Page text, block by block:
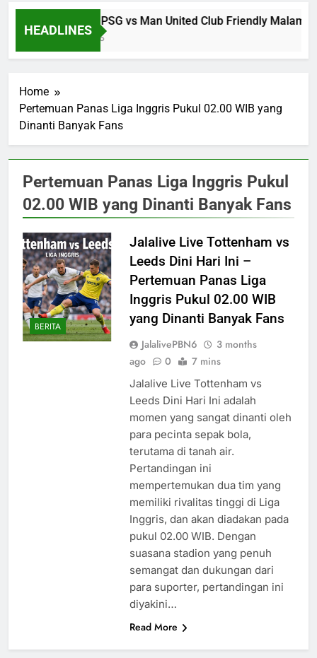
HEADLINES
Streaming PSG vs Man United Club Friendly Malam
21 Minutes Ago
Home
Pertemuan Panas Liga Inggris Pukul 02.00 WIB yang
Dinanti Banyak Fans
Pertemuan Panas Liga Inggris Pukul
02.00 WIB yang Dinanti Banyak Fans
BERITA
Jalalive Live Tottenham vs
Leeds Dini Hari Ini –
Pertemuan Panas Liga
Inggris Pukul 02.00 WIB
yang Dinanti Banyak Fans
JalalivePBN6
3 months
ago
0 7 mins
Jalalive Live Tottenham vs
Leeds Dini Hari Ini adalah
momen yang sangat dinanti oleh
para pecinta sepak bola,
terutama di tanah air.
Pertandingan ini
mempertemukan dua tim yang
memiliki rivalitas tinggi di Liga
Inggris, dan akan diadakan pada
pukul 02.00 WIB. Dengan
suasana stadion yang penuh
semangat dan dukungan dari
para suporter, pertandingan ini
diyakini…
Read More